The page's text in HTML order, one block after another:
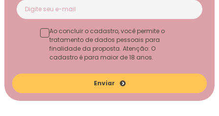
Enviar
Ao concluir o cadastro, você permite o
tratamento de dados pessoais para
finalidade da proposta. Atenção: O
cadastro é para maior de 18 anos.